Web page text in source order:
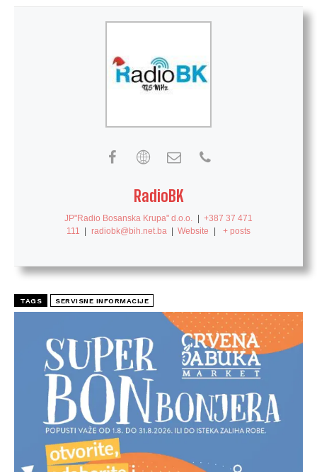
RadioBK
JP"Radio Bosanska Krupa" d.o.o. | +387 37 471
111
| radiobk@bih.net.ba | Website | + posts
TAGS SERVISNE INFORMACIJE